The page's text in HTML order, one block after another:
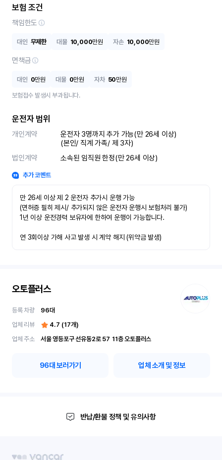
보험 조건
책임한도
대인 무제한 대물 10,000만원 자손 10,000만원
면책금
대인 0만원 대물 0만원 자차 50만원
보험접수 발생시 부과됩니다.
운전자 범위
개인계약
운전자 3명까지 추가 가능(만 26세 이상)
(본인/ 직계 가족/ 제 3자)
법인계약
소속된 임직원 한정(만 26세 이상)
추가 코멘트
만 26세 이상 제 2 운전자 추가시 운행 가능
(면허증 필히 제시/ 추가되지 않은 운전자 운행시 보험처리 불가)
1년 이상 운전경력 보유자에 한하여 운행이 가능합니다.
연 3회이상 가해 사고 발생 시 계약 해지 (위약금 발생)
오토플러스
등록 차량 96대
업체 리뷰
4.7 (17개)
업체 주소
서울 영등포구 선유동2로 57	11층 오토플러스
96대 보러가기 업체 소개 및 정보
반납/환불 정책 및 유의사항